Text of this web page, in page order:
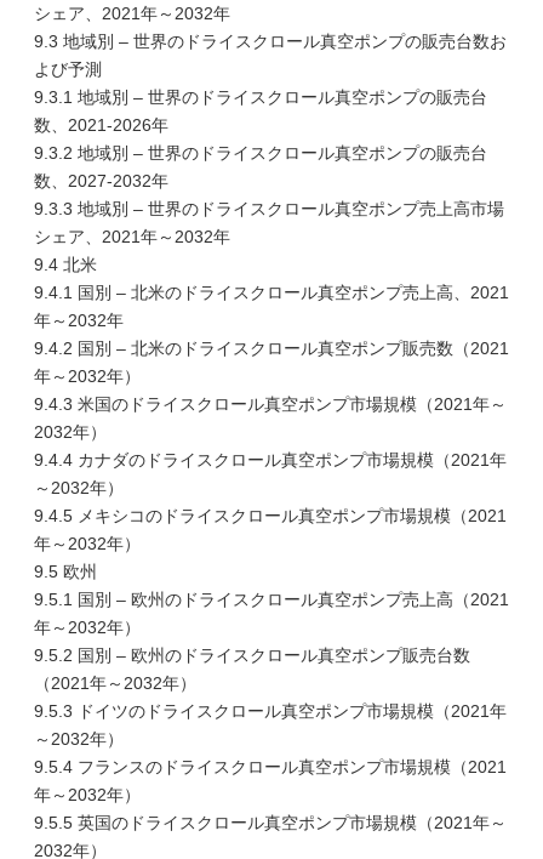
シェア、2021年～2032年
9.3 地域別 – 世界のドライスクロール真空ポンプの販売台数お
よび予測
9.3.1 地域別 – 世界のドライスクロール真空ポンプの販売台
数、2021-2026年
9.3.2 地域別 – 世界のドライスクロール真空ポンプの販売台
数、2027-2032年
9.3.3 地域別 – 世界のドライスクロール真空ポンプ売上高市場
シェア、2021年～2032年
9.4 北米
9.4.1 国別 – 北米のドライスクロール真空ポンプ売上高、2021
年～2032年
9.4.2 国別 – 北米のドライスクロール真空ポンプ販売数（2021
年～2032年）
9.4.3 米国のドライスクロール真空ポンプ市場規模（2021年～
2032年）
9.4.4 カナダのドライスクロール真空ポンプ市場規模（2021年
～2032年）
9.4.5 メキシコのドライスクロール真空ポンプ市場規模（2021
年～2032年）
9.5 欧州
9.5.1 国別 – 欧州のドライスクロール真空ポンプ売上高（2021
年～2032年）
9.5.2 国別 – 欧州のドライスクロール真空ポンプ販売台数
（2021年～2032年）
9.5.3 ドイツのドライスクロール真空ポンプ市場規模（2021年
～2032年）
9.5.4 フランスのドライスクロール真空ポンプ市場規模（2021
年～2032年）
9.5.5 英国のドライスクロール真空ポンプ市場規模（2021年～
2032年）